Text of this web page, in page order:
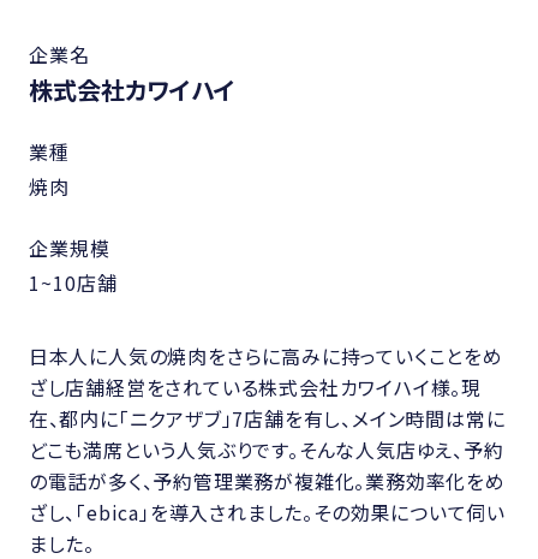
企業名
株式会社カワイハイ
業種
焼肉
企業規模
1~10店舗
日本人に人気の焼肉をさらに高みに持っていくことをめ
ざし店舗経営をされている株式会社カワイハイ様。現
在、都内に「ニクアザブ」7店舗を有し、メイン時間は常に
どこも満席という人気ぶりです。そんな人気店ゆえ、予約
の電話が多く、予約管理業務が複雑化。業務効率化をめ
ざし、「ebica」を導入されました。その効果について伺い
ました。